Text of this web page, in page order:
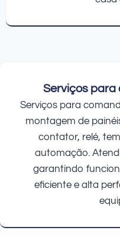
Serviços para
Serviços para
montagem de
contator, relé,
automação.
garantindo
eficiente e alta